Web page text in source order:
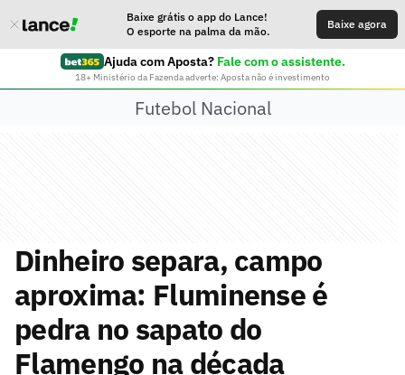
Baixe grátis o app do Lance!
O esporte na palma da mão.
Baixe agora
Ajuda com Aposta? Fale com o assistente.
18+ Ministério da Fazenda adverte: Aposta não é investimento
Futebol Nacional
Dinheiro separa, campo
aproxima: Fluminense é
pedra no sapato do
Flamengo na década